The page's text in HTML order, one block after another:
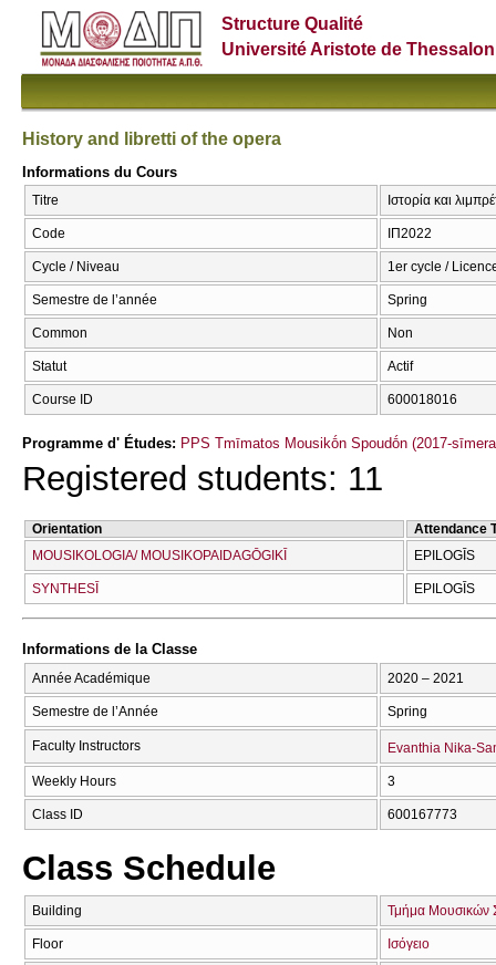
Structure Qualité
Université Aristote de
History and libretti of the opera
Informations du Cours
Titre Ιστορία και
Code ΙΠ2022
Cycle / Niveau 1er cycle /
Semestre de l’année Spring
Common Non
Statut Actif
Course ID 600018016
Programme d' Études: PPS Tmīmatos Mousikṓn Spoudṓn (2017-
Registered students: 11
Orientation
Attendance
MOUSIKOLOGIA/ MOUSIKOPAIDAGŌGIKĪ
EPILOGĪS
SYNTHESĪ EPILOGĪS
Informations de la Classe
Année Académique 2020 – 2021
Semestre de l’Année Spring
Faculty Instructors Evanthia Nika-
Weekly Hours 3
Class ID 600167773
Class Schedule
Building Τμήμα Μουσικών
Floor Ισόγειο